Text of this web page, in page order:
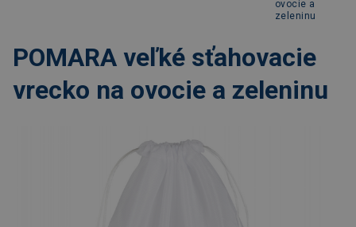
ovocie a
zeleninu
POMARA veľké sťahovacie
vrecko na ovocie a zeleninu